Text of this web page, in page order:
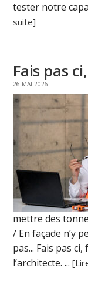
tester notre
suite]
Fais pas
26 MAI 2026
mettre des
/ En façade n’y
pas... Fais pas
l’architecte. ...